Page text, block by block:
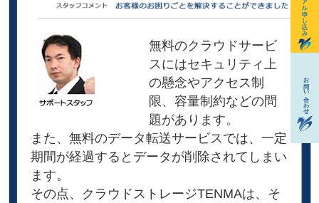
無料のクラウドサービ
スにはセキュリティ上
の懸念やアクセス制
限、容量制約などの問
題があります。
また、無料のデータ転送サービスでは、一定
期間が経過するとデータが削除されてしまい
ます。
その点、クラウドストレージTENMAは、そ